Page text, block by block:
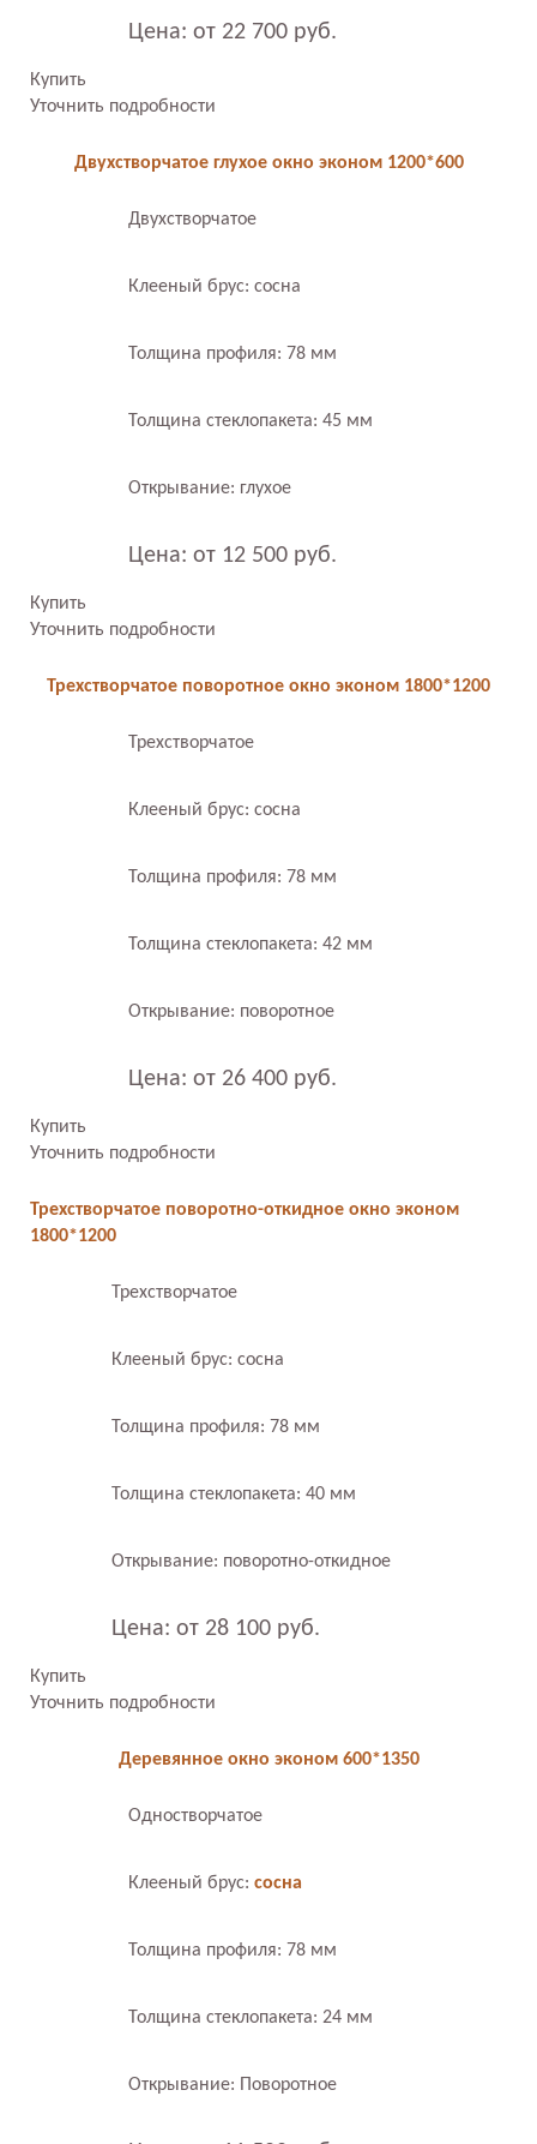
Цена: от 22 700 руб.
Купить
Уточнить подробности
Двухстворчатое глухое окно эконом 1200*600
Двухстворчатое
Клееный брус: сосна
Толщина профиля: 78 мм
Толщина стеклопакета: 45 мм
Открывание: глухое
Цена: от 12 500 руб.
Купить
Уточнить подробности
Трехстворчатое поворотное окно эконом 1800*1200
Трехстворчатое
Клееный брус: сосна
Толщина профиля: 78 мм
Толщина стеклопакета: 42 мм
Открывание: поворотное
Цена: от 26 400 руб.
Купить
Уточнить подробности
Трехстворчатое поворотно-откидное окно эконом
1800*1200
Трехстворчатое
Клееный брус: сосна
Толщина профиля: 78 мм
Толщина стеклопакета: 40 мм
Открывание: поворотно-откидное
Цена: от 28 100 руб.
Купить
Уточнить подробности
Деревянное окно эконом 600*1350
Одностворчатое
Клееный брус: сосна
Толщина профиля: 78 мм
Толщина стеклопакета: 24 мм
Открывание: Поворотное